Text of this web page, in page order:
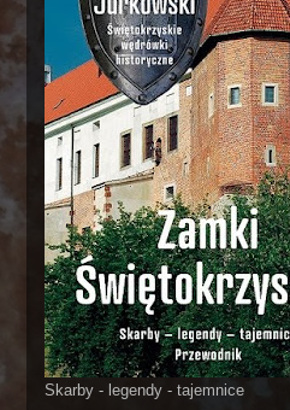
Skarby - legendy - tajemnice